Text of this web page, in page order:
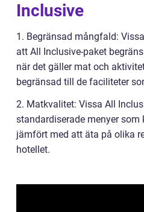
Inclusive
1. Begränsad mångfald:
att All Inclusive-paket
när det gäller mat och
begränsad till de faciliteter
2. Matkvalitet: Vissa All
standardiserade menyer som
jämfört med att äta på olika
hotellet.